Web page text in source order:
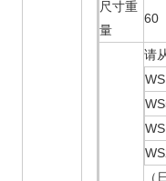
尺寸重
量
60
请
（